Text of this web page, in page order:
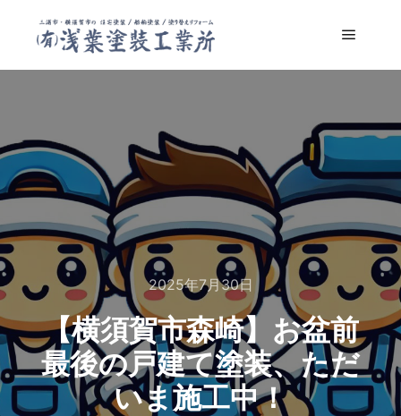
2025年7月30日
【横須賀市森崎】お盆前
最後の戸建て塗装、ただ
いま施工中！